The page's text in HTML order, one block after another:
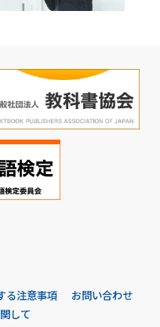
る注意事項
お問い合わせ
して